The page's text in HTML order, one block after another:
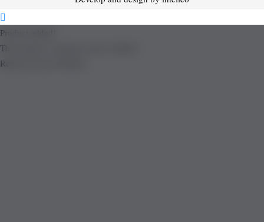
Product added!
The product is already in the wishlist!
Removed from Wishlist